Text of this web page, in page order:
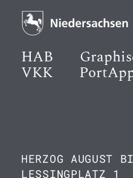
HAB
VKK
HERZOG AUGUST
LESSINGPLATZ 1